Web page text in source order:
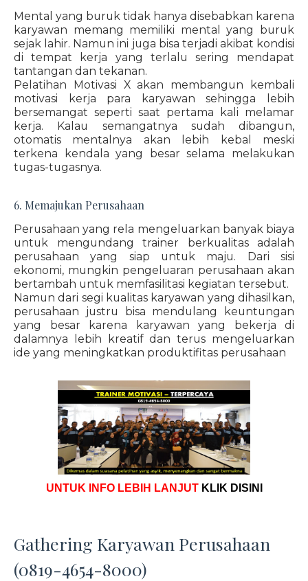
Mental yang buruk tidak hanya disebabkan karena
karyawan memang memiliki mental yang buruk
sejak lahir. Namun ini juga bisa terjadi akibat kondisi
di tempat kerja yang terlalu sering mendapat
tantangan dan tekanan.
Pelatihan Motivasi X akan membangun kembali
motivasi kerja para karyawan sehingga lebih
bersemangat seperti saat pertama kali melamar
kerja. Kalau semangatnya sudah dibangun,
otomatis mentalnya akan lebih kebal meski
terkena kendala yang besar selama melakukan
tugas-tugasnya.
6. Memajukan Perusahaan
Perusahaan yang rela mengeluarkan banyak biaya
untuk mengundang trainer berkualitas adalah
perusahaan yang siap untuk maju. Dari sisi
ekonomi, mungkin pengeluaran perusahaan akan
bertambah untuk memfasilitasi kegiatan tersebut.
Namun dari segi kualitas karyawan yang dihasilkan,
perusahaan justru bisa mendulang keuntungan
yang besar karena karyawan yang bekerja di
dalamnya lebih kreatif dan terus mengeluarkan
ide yang meningkatkan produktifitas perusahaan
UNTUK INFO LEBIH LANJUT KLIK DISINI
Gathering Karyawan Perusahaan
(0819-4654-8000)